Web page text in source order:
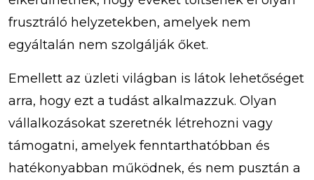
frusztráló helyzetekben, amelyek nem
egyáltalán nem szolgálják őket.
Emellett az üzleti világban is látok lehetőséget
arra, hogy ezt a tudást alkalmazzuk. Olyan
vállalkozásokat szeretnék létrehozni vagy
támogatni, amelyek fenntarthatóbban és
hatékonyabban működnek, és nem pusztán a